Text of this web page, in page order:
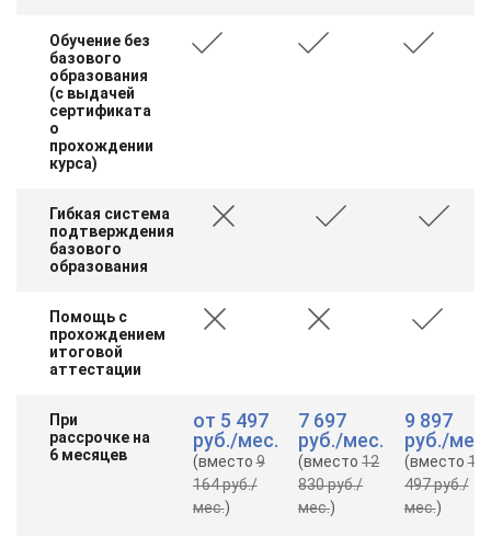
Обучение без
базового
образования
(с выдачей
сертификата
о
прохождении
курса)
Гибкая система
подтверждения
базового
образования
Помощь с
прохождением
итоговой
аттестации
При
рассрочке на
6 месяцев
от 5 497
руб./мес.
(вместо9
164 руб./
мес.)
7 697
руб./мес.
(вместо12
830 руб./
мес.)
9 897
руб./мес.
(вместо16
497 руб./
мес.)